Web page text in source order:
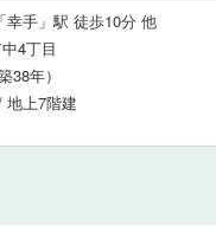
幸手」駅 徒歩10分 他
4丁目
38年）
地上7階建
)
)
なし （ 0）
工・品質・工法関連